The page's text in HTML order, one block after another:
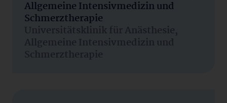
Allgemeine Intensivmedizin und
Schmerztherapie
Universitätsklinik für Anästhesie,
Allgemeine Intensivmedizin und
Schmerztherapie